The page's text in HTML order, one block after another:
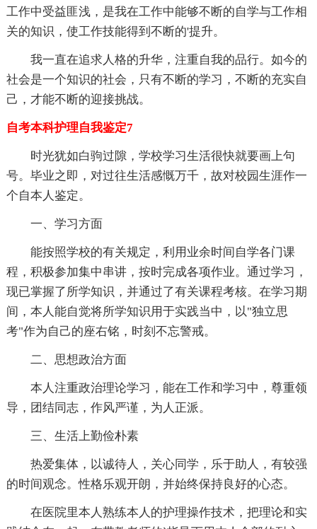
工作中受益匪浅，是我在工作中能够不断的自学与工作相
关的知识，使工作技能得到不断的'提升。
我一直在追求人格的升华，注重自我的品行。如今的
社会是一个知识的社会，只有不断的学习，不断的充实自
己，才能不断的迎接挑战。
自考本科护理自我鉴定7
时光犹如白驹过隙，学校学习生活很快就要画上句
号。毕业之即，对过往生活感慨万千，故对校园生涯作一
个自本人鉴定。
一、学习方面
能按照学校的有关规定，利用业余时间自学各门课
程，积极参加集中串讲，按时完成各项作业。通过学习，
现已掌握了所学知识，并通过了有关课程考核。在学习期
间，本人能自觉将所学知识用于实践当中，以"独立思
考"作为自己的座右铭，时刻不忘警戒。
二、思想政治方面
本人注重政治理论学习，能在工作和学习中，尊重领
导，团结同志，作风严谨，为人正派。
三、生活上勤俭朴素
热爱集体，以诚待人，关心同学，乐于助人，有较强
的时间观念。性格乐观开朗，并始终保持良好的心态。
在医院里本人熟练本人的护理操作技术，把理论和实